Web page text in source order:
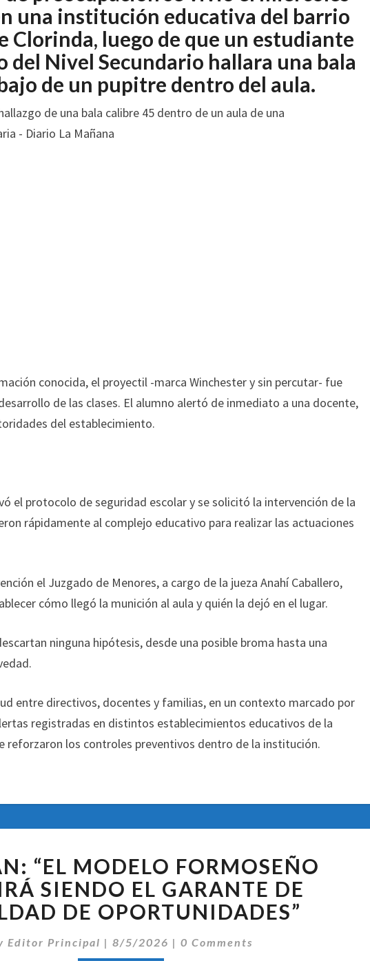
UN
AULA
DE
UNA
ESCUELA
SECUNDARIA
una institución educativa del barrio
Clorinda, luego de que un estudiante
del Nivel Secundario hallara una bala
de un pupitre dentro del aula.
conocida, el proyectil -marca Winchester y sin percutar- fue
de las clases. El alumno alertó de inmediato a una docente,
del establecimiento.
el protocolo de seguridad escolar y se solicitó la intervención de la
rápidamente al complejo educativo para realizar las actuaciones
el Juzgado de Menores, a cargo de la jueza Anahí Caballero,
cómo llegó la munición al aula y quién la dejó en el lugar.
ninguna hipótesis, desde una posible broma hasta una
entre directivos, docentes y familias, en un contexto marcado por
registradas en distintos establecimientos educativos de la
reforzaron los controles preventivos dentro de la institución.
“EL
MODELO
FORMOSEÑO
SEGUIRÁ
SIENDO
EL
“EL MODELO FORMOSEÑO
SIENDO EL GARANTE DE
DE OPORTUNIDADES”
Editor Principal |8/5/2026 |Comentarios
0 Comments